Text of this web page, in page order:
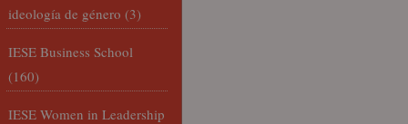
ideología de género (3)
IESE Business School
(160)
IESE Women in Leadership